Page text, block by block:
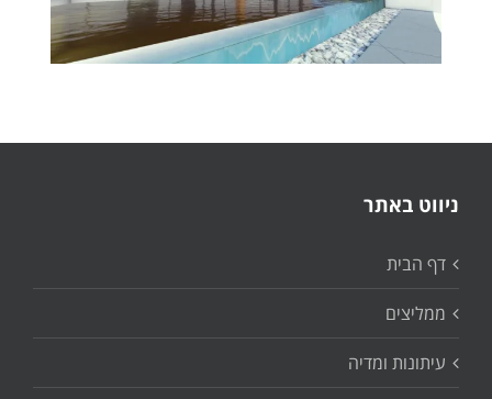
ניווט באתר
דף הבית
ממליצים
עיתונות ומדיה